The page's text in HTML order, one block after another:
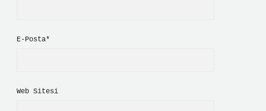
E-Posta*
Web Sitesi